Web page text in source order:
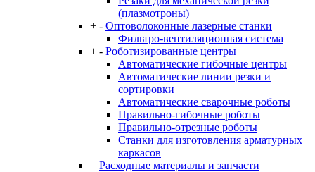
(плазмотроны)
+ - Оптоволоконные лазерные станки
Фильтро-вентиляционная система
+ - Роботизированные центры
Автоматические гибочные центры
Автоматические линии резки и
сортировки
Автоматические сварочные роботы
Правильно-гибочные роботы
Правильно-отрезные роботы
Станки для изготовления арматурных
каркасов
Расходные материалы и запчасти